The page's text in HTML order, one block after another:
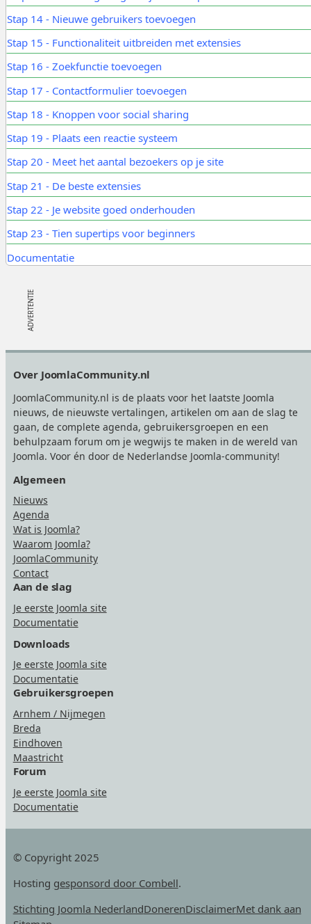
Stap 14 - Nieuwe gebruikers toevoegen
Stap 15 - Functionaliteit uitbreiden met extensies
Stap 16 - Zoekfunctie toevoegen
Stap 17 - Contactformulier toevoegen
Stap 18 - Knoppen voor social sharing
Stap 19 - Plaats een reactie systeem
Stap 20 - Meet het aantal bezoekers op je site
Stap 21 - De beste extensies
Stap 22 - Je website goed onderhouden
Stap 23 - Tien supertips voor beginners
Documentatie
Over JoomlaCommunity.nl
JoomlaCommunity.nl is de plaats voor het laatste Joomla
nieuws, de nieuwste vertalingen, artikelen om aan de slag te
gaan, de complete agenda, gebruikersgroepen en een
behulpzaam forum om je wegwijs te maken in de wereld van
Joomla. Voor én door de Nederlandse Joomla-community!
Algemeen
Nieuws
Agenda
Wat is Joomla?
Waarom Joomla?
JoomlaCommunity
Contact
Aan de slag
Je eerste Joomla site
Documentatie
Downloads
Je eerste Joomla site
Documentatie
Gebruikersgroepen
Arnhem / Nijmegen
Breda
Eindhoven
Maastricht
Forum
Je eerste Joomla site
Documentatie
© Copyright 2025
Hosting gesponsord door Combell.
Stichting Joomla NederlandDonerenDisclaimerMet dank aan